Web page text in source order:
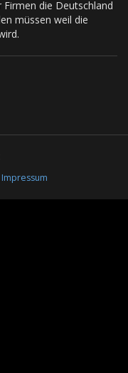
die Deutschland
müssen weil die
Impressum